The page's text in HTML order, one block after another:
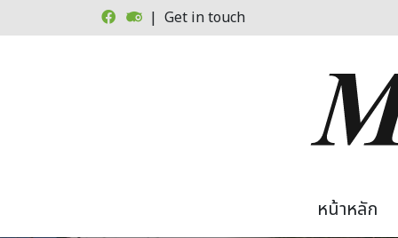
Skip to main content | Get in touch
หน้าหลัก